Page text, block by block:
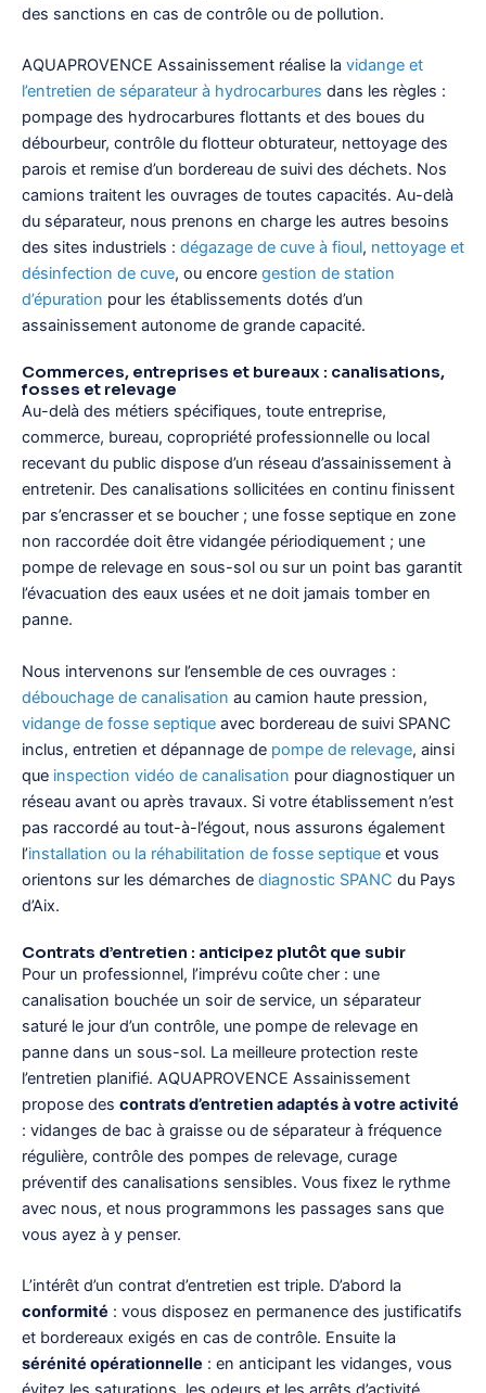
des sanctions en cas de contrôle ou de pollution.
AQUAPROVENCE Assainissement réalise la vidange et
l’entretien de séparateur à hydrocarbures dans les règles :
pompage des hydrocarbures flottants et des boues du
débourbeur, contrôle du flotteur obturateur, nettoyage des
parois et remise d’un bordereau de suivi des déchets. Nos
camions traitent les ouvrages de toutes capacités. Au-delà
du séparateur, nous prenons en charge les autres besoins
des sites industriels : dégazage de cuve à fioul, nettoyage et
désinfection de cuve, ou encore gestion de station
d’épuration pour les établissements dotés d’un
assainissement autonome de grande capacité.
Commerces, entreprises et bureaux : canalisations,
fosses et relevage
Au-delà des métiers spécifiques, toute entreprise,
commerce, bureau, copropriété professionnelle ou local
recevant du public dispose d’un réseau d’assainissement à
entretenir. Des canalisations sollicitées en continu finissent
par s’encrasser et se boucher ; une fosse septique en zone
non raccordée doit être vidangée périodiquement ; une
pompe de relevage en sous-sol ou sur un point bas garantit
l’évacuation des eaux usées et ne doit jamais tomber en
panne.
Nous intervenons sur l’ensemble de ces ouvrages :
débouchage de canalisation au camion haute pression,
vidange de fosse septique avec bordereau de suivi SPANC
inclus, entretien et dépannage de pompe de relevage, ainsi
que inspection vidéo de canalisation pour diagnostiquer un
réseau avant ou après travaux. Si votre établissement n’est
pas raccordé au tout-à-l’égout, nous assurons également
l’installation ou la réhabilitation de fosse septique et vous
orientons sur les démarches de diagnostic SPANC du Pays
d’Aix.
Contrats d’entretien : anticipez plutôt que subir
Pour un professionnel, l’imprévu coûte cher : une
canalisation bouchée un soir de service, un séparateur
saturé le jour d’un contrôle, une pompe de relevage en
panne dans un sous-sol. La meilleure protection reste
l’entretien planifié. AQUAPROVENCE Assainissement
propose des contrats d’entretien adaptés à votre activité
: vidanges de bac à graisse ou de séparateur à fréquence
régulière, contrôle des pompes de relevage, curage
préventif des canalisations sensibles. Vous fixez le rythme
avec nous, et nous programmons les passages sans que
vous ayez à y penser.
L’intérêt d’un contrat d’entretien est triple. D’abord la
conformité : vous disposez en permanence des justificatifs
et bordereaux exigés en cas de contrôle. Ensuite la
sérénité opérationnelle : en anticipant les vidanges, vous